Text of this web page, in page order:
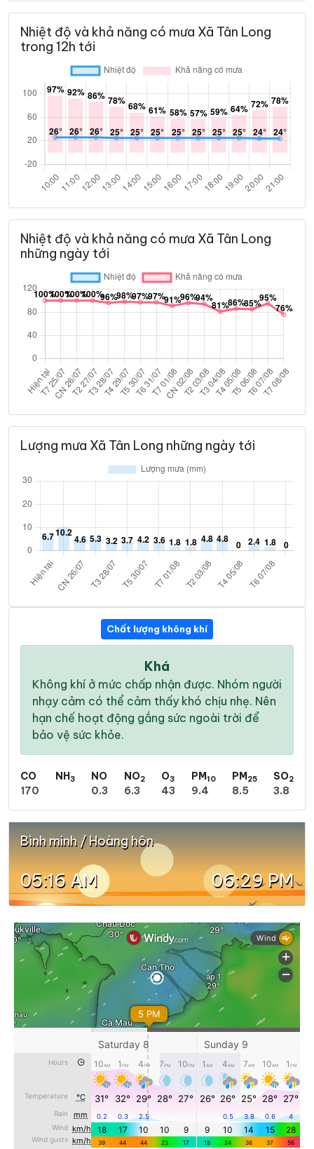
Nhiệt độ và khả năng có mưa Xã Tân Long
trong 12h tới
Nhiệt độ và khả năng có mưa Xã Tân Long
những ngày tới
Lượng mưa Xã Tân Long những ngày tới
Chất lượng không khí
Khá
Không khí ở mức chấp nhận được. Nhóm người
nhạy cảm có thể cảm thấy khó chịu nhẹ. Nên
hạn chế hoạt động gắng sức ngoài trời để
bảo vệ sức khỏe.
CO
170
NH3
NO
0.3
NO2
6.3
O3
43
PM10
9.4
PM25
8.5
SO2
3.8
Bình minh / Hoàng hôn
05:16 AM 06:29 PM